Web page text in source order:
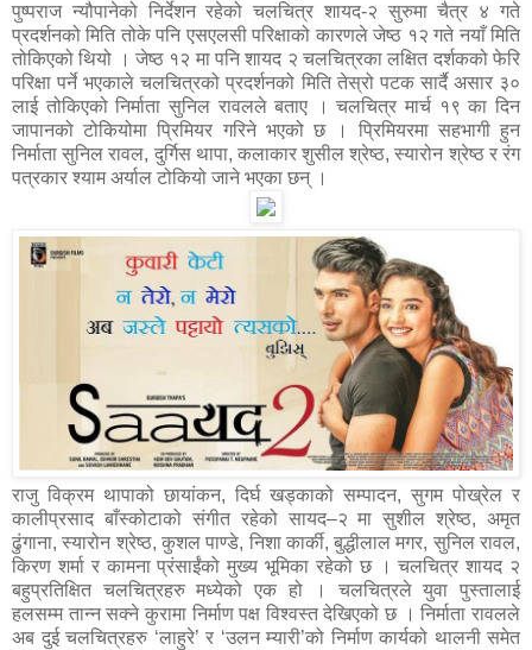
पुष्पराज न्यौपानेको निर्देशन रहेको चलचित्र शायद-२ सुरुमा चैत्र ४ गते
प्रदर्शनको मिति तोके पनि एसएलसी परिक्षाको कारणले जेष्ठ १२ गते नयाँ मिति
तोकिएको थियो । जेष्ठ १२ मा पनि शायद २ चलचित्रका लक्षित दर्शकको फेरि
परिक्षा पर्ने भएकाले चलचित्रको प्रदर्शनको मिति तेस्रो पटक सार्दै असार ३०
लाई तोकिएको निर्माता सुनिल रावलले बताए । चलचित्र मार्च १९ का दिन
जापानको टोकियोमा प्रिमियर गरिने भएको छ । प्रिमियरमा सहभागी हुन
निर्माता सुनिल रावल, दुर्गिस थापा, कलाकार शुसील श्रेष्ठ, स्यारोन श्रेष्ठ र रंग
पत्रकार श्याम अर्याल टोकियो जाने भएका छन् ।
राजु विक्रम थापाको छायांकन, दिर्घ खड्काको सम्पादन, सुगम पोख्रेल र
कालीप्रसाद बाँस्कोटाको संगीत रहेको सायद–२ मा सुशील श्रेष्ठ, अमृत
ढुंगाना, स्यारोन श्रेष्ठ, कुशल पाण्डे, निशा कार्की, बुद्धीलाल मगर, सुनिल रावल,
किरण शर्मा र कामना प्रंसाईंको मुख्य भूमिका रहेको छ । चलचित्र शायद २
बहुप्रतिक्षित चलचित्रहरु मध्येको एक हो । चलचित्रले युवा पुस्तालाई
हलसम्म तान्न सक्ने कुरामा निर्माण पक्ष विश्वस्त देखिएको छ । निर्माता रावलले
अब दुई चलचित्रहरु ‘लाहुरे’ र ‘उलन म्यारी’को निर्माण कार्यको थालनी समेत